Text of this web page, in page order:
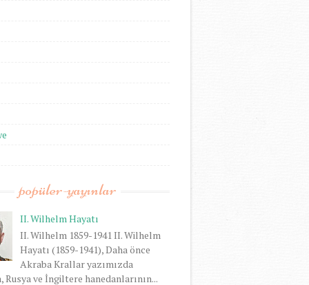
popüler-yayınlar
II. Wilhelm Hayatı
II. Wilhelm 1859-1941 II. Wilhelm
Hayatı (1859-1941), Daha önce
Akraba Krallar yazımızda
Rusya ve İngiltere hanedanlarının...